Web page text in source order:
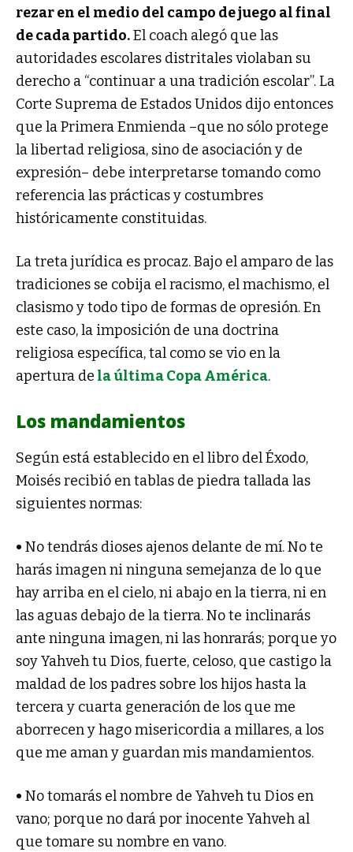
rezar en el medio del campo de juego al final
de cada partido.El coach alegó que las
autoridades escolares distritales violaban su
derecho a “continuar a una tradición escolar”. La
Corte Suprema de Estados Unidos dijo entonces
que la Primera Enmienda –que no sólo protege
la libertad religiosa, sino de asociación y de
expresión– debe interpretarse tomando como
referencia las prácticas y costumbres
históricamente constituidas.
La treta jurídica es procaz. Bajo el amparo de las
tradiciones se cobija el racismo, el machismo, el
clasismo y todo tipo de formas de opresión. En
este caso, la imposición de una doctrina
religiosa específica, tal como se vio en la
apertura de la última Copa América.
Los mandamientos
Según está establecido en el libro del Éxodo,
Moisés recibió en tablas de piedra tallada las
siguientes normas:
• No tendrás dioses ajenos delante de mí. No te
harás imagen ni ninguna semejanza de lo que
hay arriba en el cielo, ni abajo en la tierra, ni en
las aguas debajo de la tierra. No te inclinarás
ante ninguna imagen, ni las honrarás; porque yo
soy Yahveh tu Dios, fuerte, celoso, que castigo la
maldad de los padres sobre los hijos hasta la
tercera y cuarta generación de los que me
aborrecen y hago misericordia a millares, a los
que me aman y guardan mis mandamientos.
• No tomarás el nombre de Yahveh tu Dios en
vano; porque no dará por inocente Yahveh al
que tomare su nombre en vano.